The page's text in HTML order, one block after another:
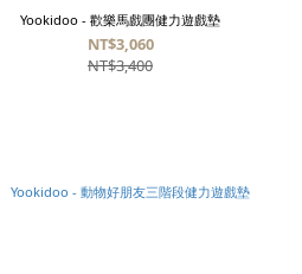
Yookidoo - 歡樂馬戲團健力遊戲墊
NT$3,060
NT$3,400